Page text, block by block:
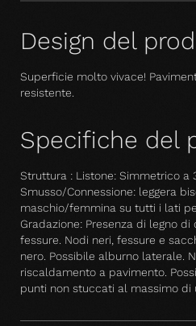
Design del
Superficie molto vivace!
resistente.
Specifiche del
Struttura : Listone: Simmetrico a
Smusso/Connessione: leggera
maschio/femmina su tutti i lati
Gradazione: Presenza di legno
fessure. Nodi neri, fessure e
nero. Possibile alburno laterale.
riscaldamento a pavimento.
punti non stuccati al massimo di